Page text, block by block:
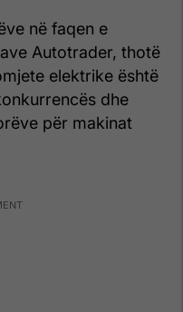
në faqen e
Autotrader, thotë
elektrike është
dhe
për makinat